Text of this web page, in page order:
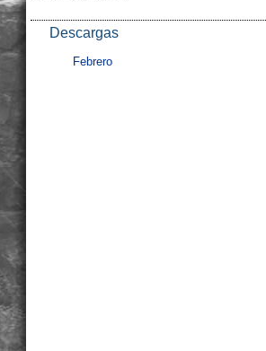
Descargas
Febrero